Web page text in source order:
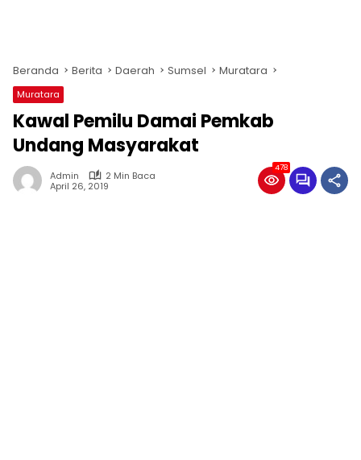
Beranda Berita Daerah Sumsel Muratara
Muratara
Kawal Pemilu Damai Pemkab
Undang Masyarakat
Admin
2 Min Baca
April 26, 2019
478